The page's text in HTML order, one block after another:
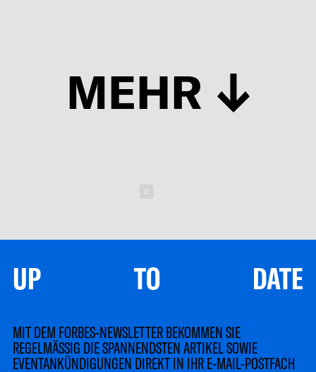
MEHR
UP TO DATE
MIT DEM FORBES-NEWSLETTER BEKOMMEN SIE
REGELMÄSSIG DIE SPANNENDSTEN ARTIKEL SOWIE
EVENTANKÜNDIGUNGEN DIREKT IN IHR E-MAIL-POSTFACH